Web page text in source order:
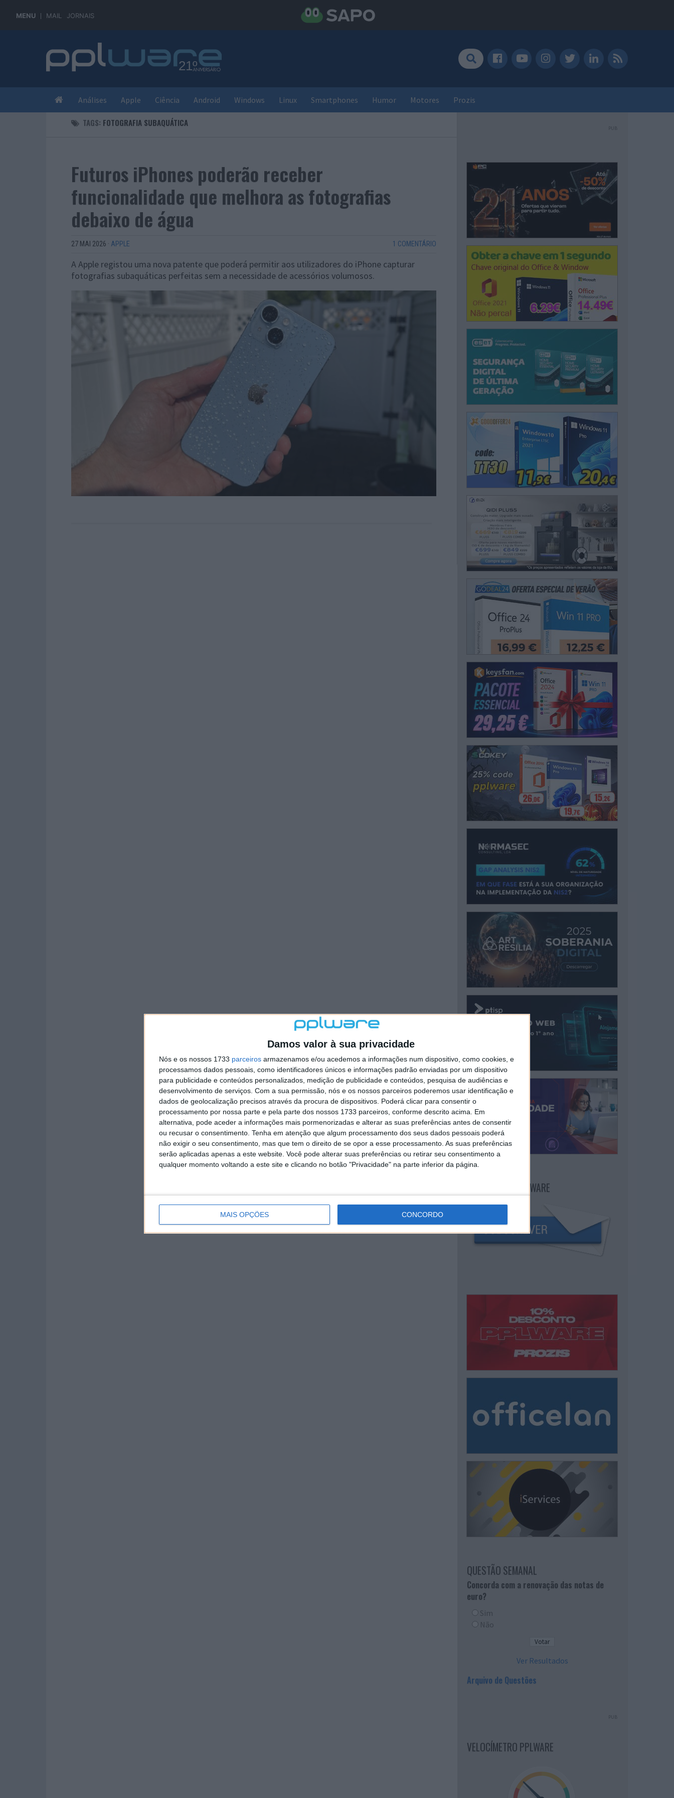
Damos valor à sua privacidade
Nós e os nossos 1733 parceiros armazenamos e/ou acedemos a informações num dispositivo, como cookies, e
processamos dados pessoais, como identificadores únicos e informações padrão enviadas por um dispositivo
para publicidade e conteúdos personalizados, medição de publicidade e conteúdos, pesquisa de audiências e
desenvolvimento de serviços. Com a sua permissão, nós e os nossos parceiros poderemos usar identificação e
dados de geolocalização precisos através da procura de dispositivos. Poderá clicar para consentir o
processamento por nossa parte e pela parte dos nossos 1733 parceiros, conforme descrito acima. Em
alternativa, pode aceder a informações mais pormenorizadas e alterar as suas preferências antes de consentir
ou recusar o consentimento. Tenha em atenção que algum processamento dos seus dados pessoais poderá
não exigir o seu consentimento, mas que tem o direito de se opor a esse processamento. As suas preferências
serão aplicadas apenas a este website. Você pode alterar suas preferências ou retirar seu consentimento a
qualquer momento voltando a este site e clicando no botão "Privacidade" na parte inferior da página.
MAIS OPÇÕES CONCORDO
MENU MAIL JORNAIS
Análises Apple Ciência Android Windows Linux Smartphones Humor Motores Prozis
TAGS: FOTOGRAFIA SUBAQUÁTICA
Futuros iPhones poderão receber
funcionalidade que melhora as fotografias
debaixo de água
27 MAI 2026 · APPLE 1 COMENTÁRIO
A Apple registou uma nova patente que poderá permitir aos utilizadores do iPhone capturar
fotografias subaquáticas perfeitas sem a necessidade de acessórios volumosos.
PUB
NEWSLETTER PPLWARE
QUESTÃO SEMANAL
Concorda com a renovação das notas de
euro?
Sim
Não
Ver Resultados
Arquivo de Questões
PUB
VELOCÍMETRO PPLWARE